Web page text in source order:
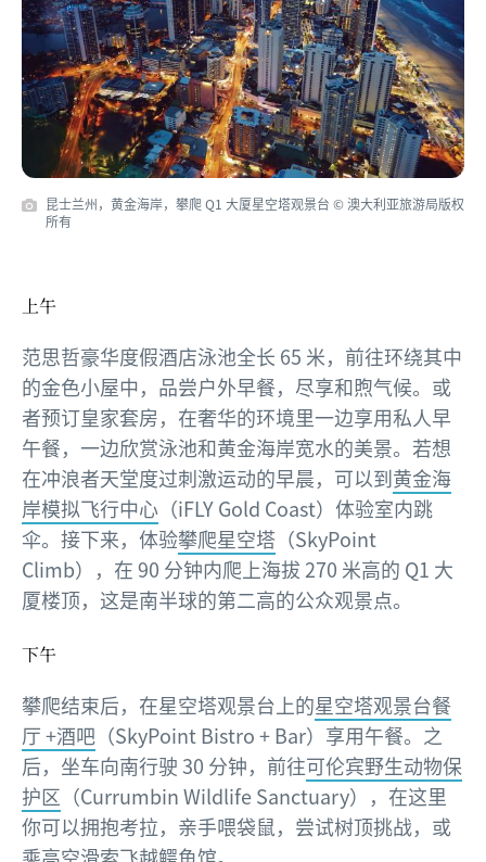
昆士兰州，黄金海岸，攀爬 Q1 大厦星空塔观景台 © 澳大利亚旅游局版权
所有
上午
范思哲豪华度假酒店泳池全长 65 米，前往环绕其中
的金色小屋中，品尝户外早餐，尽享和煦气候。或
者预订皇家套房，在奢华的环境里一边享用私人早
午餐，一边欣赏泳池和黄金海岸宽水的美景。若想
在冲浪者天堂度过刺激运动的早晨，可以到黄金海
岸模拟飞行中心 （iFLY Gold Coast）体验室内跳
伞。接下来，体验攀爬星空塔 （SkyPoint
Climb），在 90 分钟内爬上海拔 270 米高的 Q1 大
厦楼顶，这是南半球的第二高的公众观景点。
下午
攀爬结束后，在星空塔观景台上的星空塔观景台餐
厅 +酒吧 （SkyPoint Bistro + Bar）享用午餐。之
后，坐车向南行驶 30 分钟，前往可伦宾野生动物保
护区 （Currumbin Wildlife Sanctuary），在这里
你可以拥抱考拉，亲手喂袋鼠，尝试树顶挑战，或